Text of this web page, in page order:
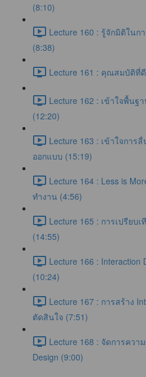
(8:10)
Lecture 160 : รู้จักมิติในก
(8:38)
Lecture 161 : คุณสมบัติที่
Lecture 162 : เข้าใจพื้น
(12:20)
Lecture 163 : เข้าใจการ
ออกแบบ (15:19)
Lecture 164 : Less is
ทำงาน (4:56)
Lecture 165 : การเปรียบ
(14:55)
Lecture 166 :
(10:24)
Lecture 167 : การสร้าง
ตัดสินใจ (7:51)
Lecture 168 : จัดการควา
Design (9:00)